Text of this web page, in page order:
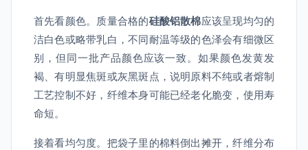
首先看颜色。质量合格的硅酸铝散棉应该呈现均匀的
洁白色或略带乳白，不同耐温等级的色泽会有细微区
别，但同一批产品颜色应该一致。如果颜色发黄发
褐、有明显焦斑或灰黑斑点，说明原料不纯或者熔制
工艺控制不好，纤维本身可能已经老化脆变，使用寿
命短。
接着看均匀度。把袋子里的棉料倒出摊开，纤维分布